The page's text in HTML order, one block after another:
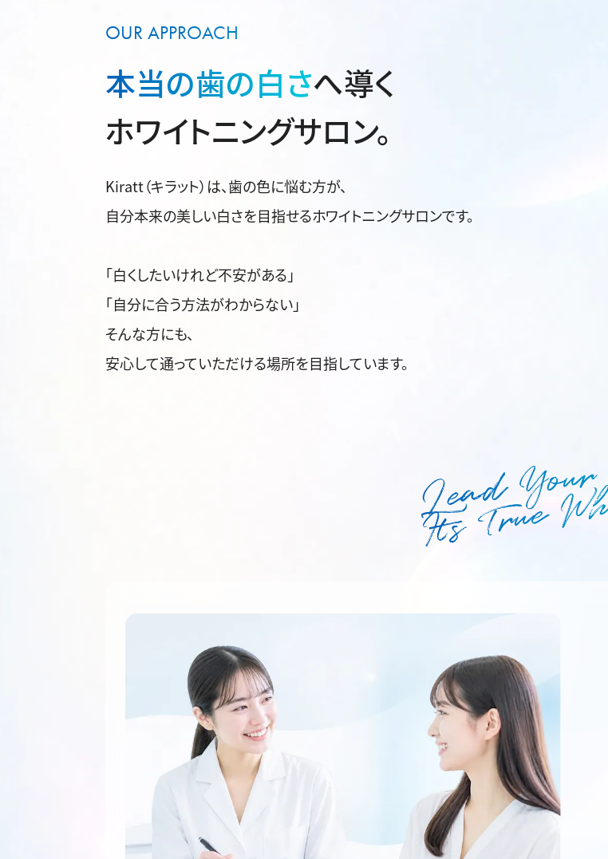
OUR APPROACH
本当の歯の白さへ導く
ホワイトニングサロン。
Kiratt（キラット）は、歯の色に悩む方が、
自分本来の美しい白さを目指せるホワイトニングサロンです。
「白くしたいけれど不安がある」
「自分に合う方法がわからない」
そんな方にも、
安心して通っていただける場所を目指しています。